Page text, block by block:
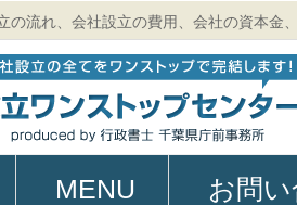
の流れ、会社設立の費用、会社の資本金
MENU お問